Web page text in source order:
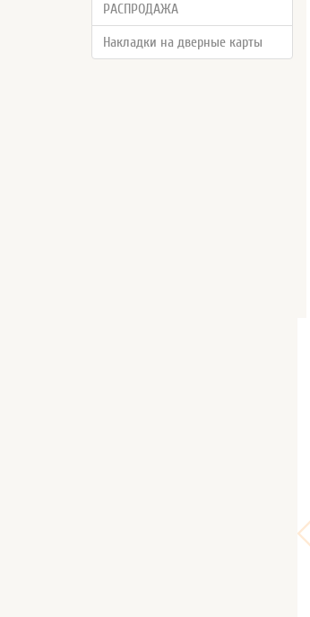
РАСПРОДАЖА
Накладки на дверные карты